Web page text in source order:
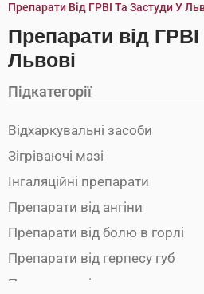
Препарати Від ГРВІ Та Застуди У
Препарати від
Львові
Підкатегорії
Відхаркувальні засоби
Зігріваючі мазі
Інгаляційні препарати
Препарати від ангіни
Препарати від болю в горлі
Препарати від герпесу губ
Препарати від застуди